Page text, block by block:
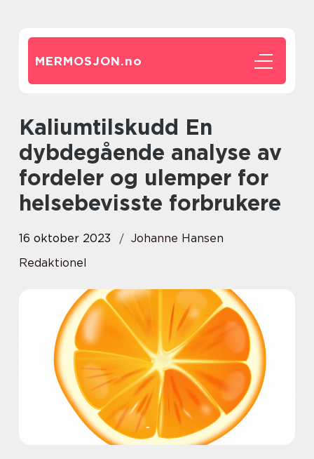
MERMOSJON.no
Kaliumtilskudd En
dybdegående analyse av
fordeler og ulemper for
helsebevisste forbrukere
16 oktober 2023
Johanne Hansen
Redaktionel